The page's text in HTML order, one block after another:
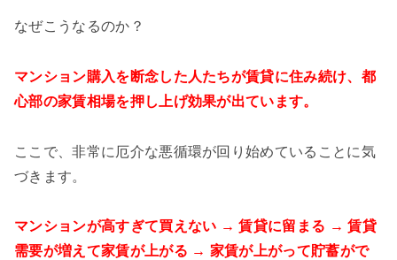
なぜこうなるのか？
マンション購入を断念した人たちが賃貸に住み続け、都
心部の家賃相場を押し上げ効果が出ています。
ここで、非常に厄介な悪循環が回り始めていることに気
づきます。
マンションが高すぎて買えない → 賃貸に留まる → 賃貸
需要が増えて家賃が上がる → 家賃が上がって貯蓄がで